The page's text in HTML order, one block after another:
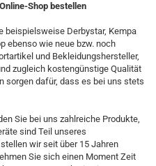
Shop bestellen
beispielsweise Derbystar, Kempa
ebenso wie neue bzw. noch
und Bekleidungshersteller,
zugleich kostengünstige Qualität
sorgen dafür, dass es bei uns stets
Sie bei uns zahlreiche Produkte,
sind Teil unseres
wir seit über 15 Jahren
Sie sich einen Moment Zeit